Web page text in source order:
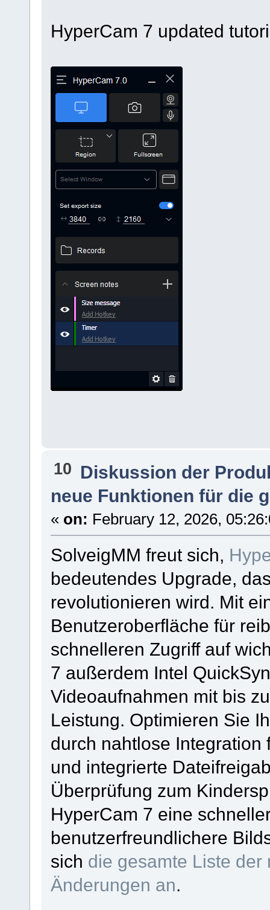
HyperCam 7 updated
10 Diskussion der
neue Funktionen für die
« on: February 12, 2026,
SolveigMM freut sich,
bedeutendes Upgrade,
revolutionieren wird. Mit
Benutzeroberfläche für
schnelleren Zugriff auf
7 außerdem Intel
Videoaufnahmen mit bis
Leistung. Optimieren Sie
durch nahtlose
und integrierte
Überprüfung zum
HyperCam 7 eine
benutzerfreundlichere
sich die gesamte Liste
Änderungen an.